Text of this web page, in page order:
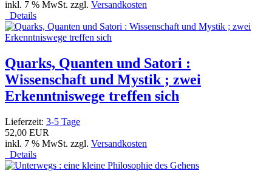
inkl. 7 % MwSt. zzgl. Versandkosten
Details
Quarks, Quanten und Satori :
Wissenschaft und Mystik ; zwei
Erkenntniswege treffen sich
Lieferzeit: 3-5 Tage
52,00 EUR
inkl. 7 % MwSt. zzgl. Versandkosten
Details